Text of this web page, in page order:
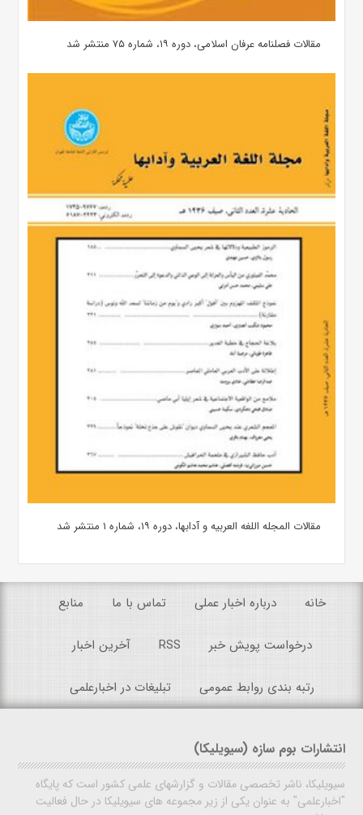
مقالات فصلنامه عرفان اسلامی، دوره ۱۹، شماره ۷۵ منتشر شد
مقالات المجله اللغه العربیه و آدابها، دوره ۱۹، شماره ۱ منتشر شد
خانه درباره اخبار عملی تماس با ما منابع
درخواست پویش خبر RSS آخرین اخبار
رتبه بندی روابط عمومی تبلیغات در اخبارعلمی
انتشارات بوم سازه (سیویلیکا)
سیویلیکا، ناشر تخصصی مقالات و گزارشهای علمی کشور است که پایگاه
"اخبارعلمی" به عنوان یکی از زیر مجموعه های سیویلیکا در حال فعالیت